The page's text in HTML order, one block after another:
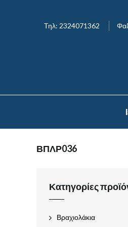
Τηλ: 2324071362
ΒΠΛΡ036
Κατηγορίες
Βραχιολάκια